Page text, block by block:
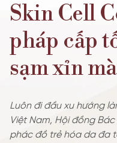
ĐIỀU TRỊ DA
NÂNG CƠ – TRẺ
GIẢM BÉO
Skin Cell
pháp cấp
sạm xỉn
Luôn đi đầu xu hướng
Việt Nam, Hội đồng
phác đồ trẻ hóa da đa